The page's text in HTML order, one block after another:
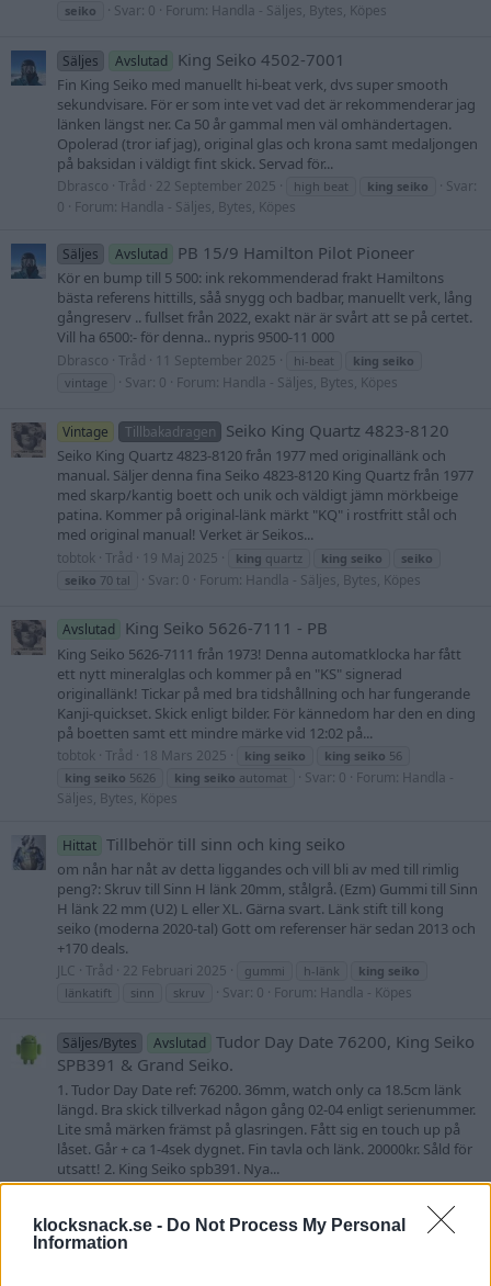
klocksnack.se - Do Not Process My Personal
Information
seiko
Svar: 0 Forum: Handla - Säljes, Bytes, Köpes
Säljes Avslutad King Seiko 4502-7001
Fin King Seiko med manuellt hi-beat verk, dvs super smooth
sekundvisare. För er som inte vet vad det är rekommenderar jag
länken längst ner. Ca 50 år gammal men väl omhändertagen.
Opolerad (tror iaf jag), original glas och krona samt medaljongen
på baksidan i väldigt fint skick. Servad för...
Dbrasco Tråd 22 September 2025 high beat king seiko
Svar:
0
Forum: Handla - Säljes, Bytes, Köpes
Säljes Avslutad PB 15/9 Hamilton Pilot Pioneer
Kör en bump till 5 500: ink rekommenderad frakt Hamiltons
bästa referens hittills, såå snygg och badbar, manuellt verk, lång
gångreserv .. fullset från 2022, exakt när är svårt att se på certet.
Vill ha 6500:- för denna.. nypris 9500-11 000
Dbrasco Tråd 11 September 2025 hi-beat king seiko
vintage
Svar: 0 Forum: Handla - Säljes, Bytes, Köpes
Vintage Tillbakadragen Seiko King Quartz 4823-8120
Seiko King Quartz 4823-8120 från 1977 med originallänk och
manual. Säljer denna fina Seiko 4823-8120 King Quartz från 1977
med skarp/kantig boett och unik och väldigt jämn mörkbeige
patina. Kommer på original-länk märkt "KQ" i rostfritt stål och
med original manual! Verket är Seikos...
tobtok Tråd 19 Maj 2025 king quartz king seiko
seiko
seiko 70 tal Svar: 0 Forum: Handla - Säljes, Bytes, Köpes
Avslutad King Seiko 5626-7111 - PB
King Seiko 5626-7111 från 1973! Denna automatklocka har fått
ett nytt mineralglas och kommer på en "KS" signerad
originallänk! Tickar på med bra tidshållning och har fungerande
Kanji-quickset. Skick enligt bilder. För kännedom har den en ding
på boetten samt ett mindre märke vid 12:02 på...
tobtok Tråd 18 Mars 2025 king seiko king seiko 56
king seiko 5626 king seiko automat Svar: 0 Forum: Handla -
Säljes, Bytes, Köpes
Hittat Tillbehör till sinn och king seiko
om nån har nåt av detta liggandes och vill bli av med till rimlig
peng?: Skruv till Sinn H länk 20mm, stålgrå. (Ezm) Gummi till Sinn
H länk 22 mm (U2) L eller XL. Gärna svart. Länk stift till kong
seiko (moderna 2020-tal) Gott om referenser här sedan 2013 och
+170 deals.
JLC Tråd 22 Februari 2025 gummi h-länk king seiko
länkatift
sinn skruv Svar: 0 Forum: Handla - Köpes
Säljes/Bytes Avslutad Tudor Day Date 76200, King Seiko
SPB391 & Grand Seiko.
1. Tudor Day Date ref: 76200. 36mm, watch only ca 18.5cm länk
längd. Bra skick tillverkad någon gång 02-04 enligt serienummer.
Lite små märken främst på glasringen. Fått sig en touch up på
låset. Går + ca 1-4sek dygnet. Fin tavla och länk. 20000kr. Såld för
utsatt! 2. King Seiko spb391. Nya...
Opinioncarb Tråd 11 Februari 2025
Forum:
Handla - Säljes, Bytes, Köpes